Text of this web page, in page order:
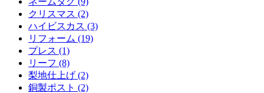
クリスマス (2)
ハイビスカス (3)
リフォーム (19)
プレス (1)
リーフ (8)
梨地仕上げ (2)
銅製ポスト (2)